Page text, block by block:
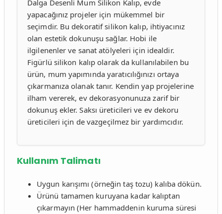
Dalga Desenli Mum Silikon Kalıp, evde
yapacağınız projeler için mükemmel bir
seçimdir. Bu dekoratif silikon kalıp, ihtiyacınız
olan estetik dokunuşu sağlar. Hobi ile
ilgilenenler ve sanat atölyeleri için idealdir.
Figürlü silikon kalıp olarak da kullanılabilen bu
ürün, mum yapımında yaratıcılığınızı ortaya
çıkarmanıza olanak tanır. Kendin yap projelerine
ilham vererek, ev dekorasyonunuza zarif bir
dokunuş ekler. Saksı üreticileri ve ev dekoru
üreticileri için de vazgeçilmez bir yardımcıdır.
Kullanım Talimatı
Uygun karışımı (örneğin taş tozu) kalıba dökün.
Ürünü tamamen kuruyana kadar kalıptan
çıkarmayın (Her hammaddenin kuruma süresi